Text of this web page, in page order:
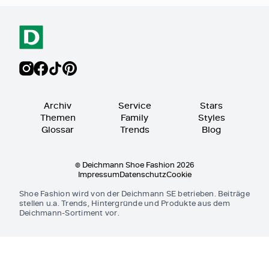
Archiv
Themen
Glossar
Service
Family
Trends
Stars
Styles
Blog
© Deichmann Shoe Fashion 2026
ImpressumDatenschutzCookie
Shoe Fashion wird von der Deichmann SE betrieben. Beiträge
stellen u.a. Trends, Hintergründe und Produkte aus dem
Deichmann-Sortiment vor.